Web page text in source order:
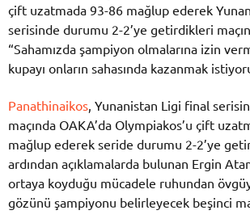
çift uzatmada 93-86 mağlup ederek
serisinde durumu 2-2’ye getirdikleri maçın
“Sahamızda şampiyon olmalarına izin
kupayı onların sahasında kazanmak
Panathinaikos , Yunanistan Ligi final
maçında OAKA’da Olympiakos’u çift
mağlup ederek seride durumu 2-2’ye
ardından açıklamalarda bulunan Ergin
ortaya koyduğu mücadele ruhundan
gözünü şampiyonu belirleyecek beşinci